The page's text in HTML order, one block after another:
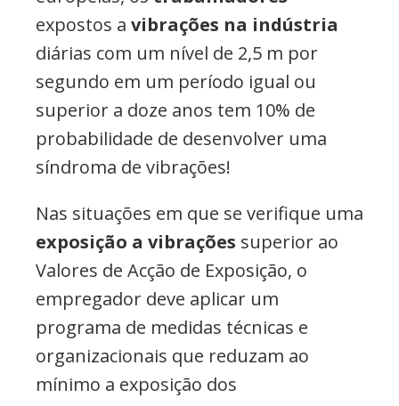
expostos a vibrações na indústria
diárias com um nível de 2,5 m por
segundo em um período igual ou
superior a doze anos tem 10% de
probabilidade de desenvolver uma
síndroma de vibrações!
Nas situações em que se verifique uma
exposição a vibrações superior ao
Valores de Acção de Exposição, o
empregador deve aplicar um
programa de medidas técnicas e
organizacionais que reduzam ao
mínimo a exposição dos